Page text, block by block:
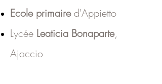
Ecole primaired'Appietto
Lycée Leaticia Bonaparte,
Ajaccio